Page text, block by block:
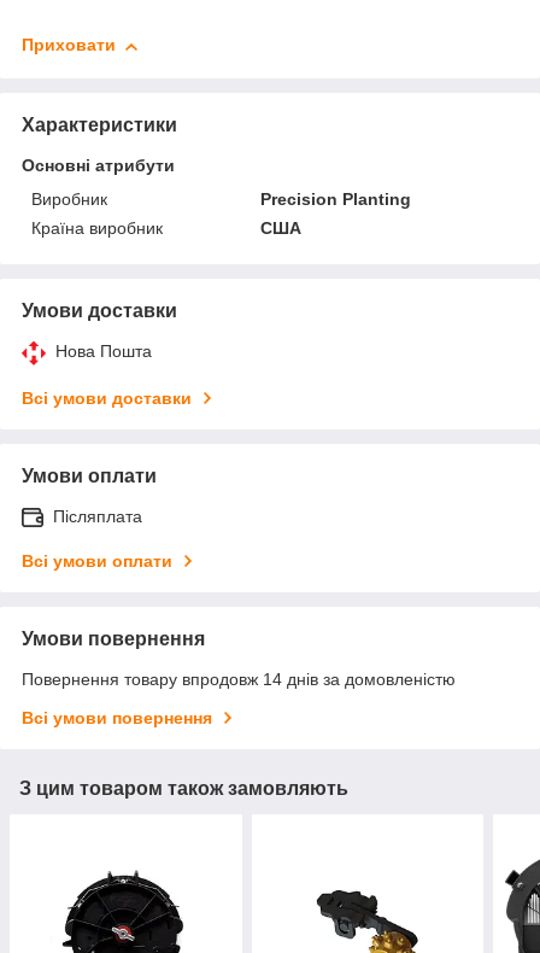
Приховати
Характеристики
Основні атрибути
Виробник
Precision Planting
Країна виробник
США
Умови доставки
Нова Пошта
Всі умови доставки
Умови оплати
Післяплата
Всі умови оплати
Умови повернення
Повернення товару впродовж 14 днів за домовленістю
Всі умови повернення
З цим товаром також замовляють